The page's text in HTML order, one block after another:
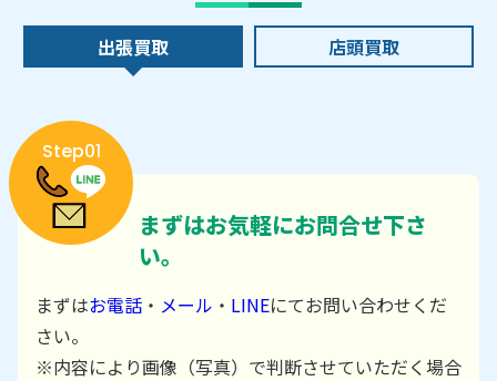
出張買取 店頭買取
Step01
まずはお気軽にお問合せ下さ
い。
まずはお電話 ・ メール ・ LINEにてお問い合わせくだ
さい。
※内容により画像（写真）で判断させていただく場合